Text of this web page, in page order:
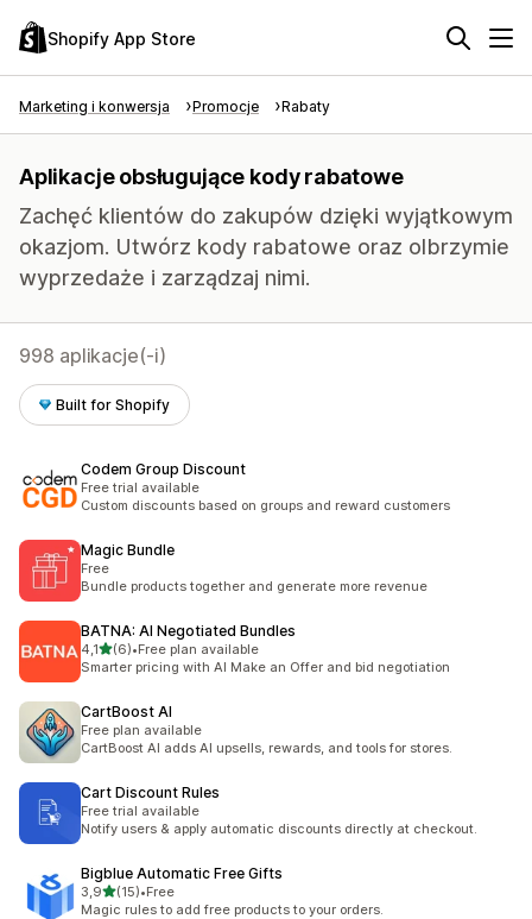
Shopify App Store
Marketing i konwersja Promocje Rabaty
Aplikacje obsługujące kody rabatowe
Zachęć klientów do zakupów dzięki wyjątkowym
okazjom. Utwórz kody rabatowe oraz olbrzymie
wyprzedaże i zarządzaj nimi.
998 aplikacje(-i)
Built for Shopify
Codem Group Discount
Free trial available
Custom discounts based on groups and reward customers
Magic Bundle
Free
Bundle products together and generate more revenue
BATNA: AI Negotiated Bundles
4,1na 5 gwiazdek
(6)
Łączna liczba recenzji: 6
•Free plan available
Smarter pricing with AI Make an Offer and bid negotiation
CartBoost AI
Free plan available
CartBoost AI adds AI upsells, rewards, and tools for stores.
Cart Discount Rules
Free trial available
Notify users & apply automatic discounts directly at checkout.
Bigblue Automatic Free Gifts
3,9na 5 gwiazdek
(15)
Łączna liczba recenzji: 15
•Free
Magic rules to add free products to your orders.